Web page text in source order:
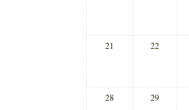
21 22
28 29